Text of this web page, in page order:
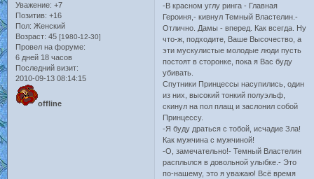
Уважение: +7
Позитив: +16
Пол: Женский
Возраст: 45 [1980-12-30]
Провел на форуме:
6 дней 18 часов
Последний визит:
2010-09-13 08:14:15
offline
-В красном углу ринга - Главная
Героиня,- кивнул Темный Властелин.-
Отлично. Дамы - вперед. Как всегда. Ну
что-ж, подходите, Ваше Высочество, а
эти мускулистые молодые люди пусть
постоят в сторонке, пока я Вас буду
убивать.
Спутники Принцессы насупились, один
из них, высокий тонкий полуэльф,
скинул на пол плащ и заслонил собой
Принцессу.
-Я буду драться с тобой, исчадие Зла!
Как мужчина с мужчиной!
-О, замечательно!- Темный Властелин
расплылся в довольной улыбке.- Это
по-нашему, это я уважаю! Всё время